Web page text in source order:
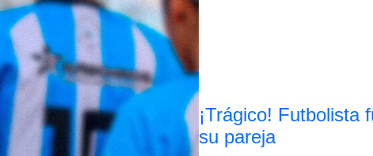
¡Trágico! Futbolista
su pareja